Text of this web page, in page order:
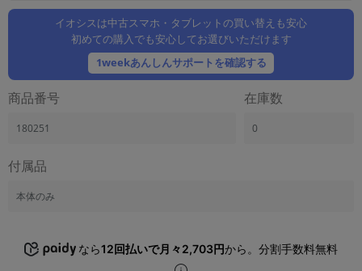
イオシスは中古スマホ・タブレットの買い替えも安心
初めての購入でも安心してお選びいただけます
1weekあんしんサポートを確認する
商品番号
180251
在庫数
0
付属品
本体のみ
なら12回払いで月々2,703円から。分割手数料無料
商品の搭載機能による絞り込み
「5G対応」「防水」「ワンセグ」など
ランク
「新品」「未使用」「中古」など
CPU
CPUの絞り込み
OS
メモリ